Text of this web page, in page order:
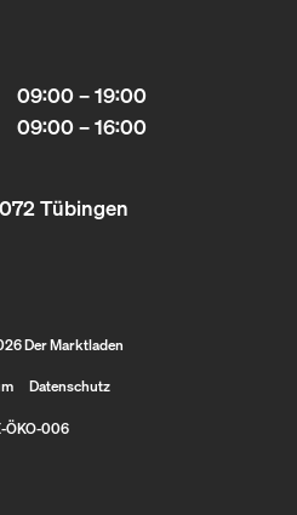
09:00 – 19:00
09:00 – 16:00
Tübingen
Der Marktladen
Datenschutz
ÖKO-006